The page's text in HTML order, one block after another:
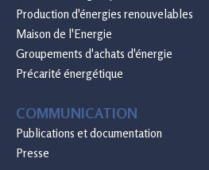
Production d'énergies renouvelables
Maison de l'Energie
Groupements d'achats d'énergie
Précarité énergétique
COMMUNICATION
Publications et documentation
Presse